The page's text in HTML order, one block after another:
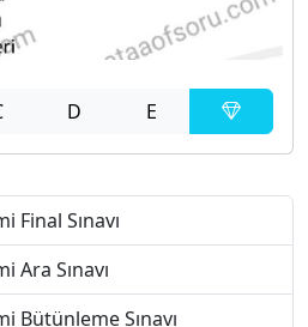
D E
Final Sınavı
Ara Sınavı
Bütünleme Sınavı